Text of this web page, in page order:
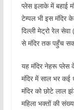
प्लेस इलाके में बहाई
टेम्पल भी इस मंदिर
दिल्ली मेट्रो रेल
से मंदिर तक पहुँच
यह मंदिर नेहरू प्लेस
मंदिर में साल भर कई
मंदिर को छोटे लाल
महिला भक्तों की